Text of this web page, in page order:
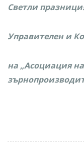
Светли
Управителен и
на „Асоциация